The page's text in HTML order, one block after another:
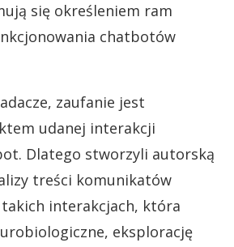
się określeniem ram
chatbotów
zaufanie jest
udanej interakcji
Dlatego stworzyli autorską
treści komunikatów
interakcjach, która
eksplorację